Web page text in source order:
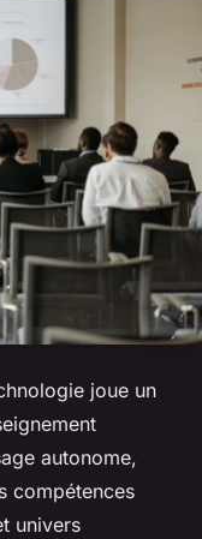
joue un
autonome,
compétences
univers